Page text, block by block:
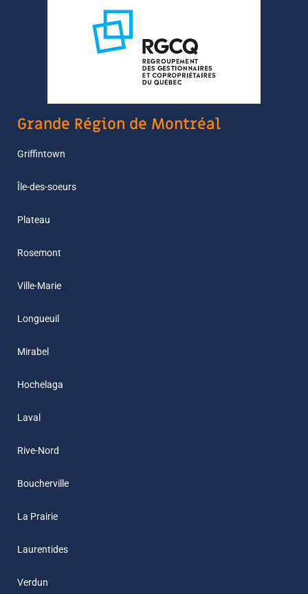
Grande Région de Montréal
Griffintown
Île-des-soeurs
Plateau
Rosemont
Ville-Marie
Longueuil
Mirabel
Hochelaga
Laval
Rive-Nord
Boucherville
La Prairie
Laurentides
Verdun